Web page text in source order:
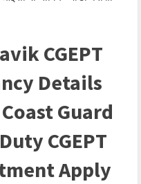
CGEPT
Details
Guard
CGEPT
Apply